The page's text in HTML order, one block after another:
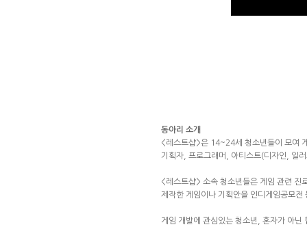
동아리 소개
<레스트샵>은 14~24세 청소년들이 모여
기획자, 프로그래머, 아티스트(디자인, 일
<레스트샵> 소속 청소년들은 게임 관련 진
제작한 게임이나 기획안을 인디게임공모
게임 개발에 관심있는 청소년, 혼자가 아닌